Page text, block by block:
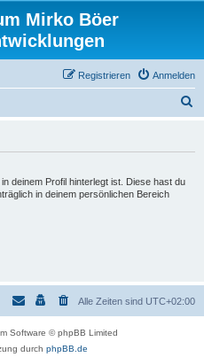
Mirko Böer
Anmelden
Registrieren
deinem Profil hinterlegt ist. Diese hast du
in deinem persönlichen Bereich
Alle Zeiten sind UTC+02:00
Software © phpBB Limited
durch phpBB.de